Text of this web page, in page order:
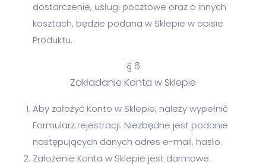
dostarczenie, usługi pocztowe oraz o innych
kosztach, będzie podana w Sklepie w opisie
Produktu.
§ 6
Zakładanie Konta w Sklepie
Aby założyć Konto w Sklepie, należy wypełnić
Formularz rejestracji. Niezbędne jest podanie
następujących danych adres e-mail, hasło.
Założenie Konta w Sklepie jest darmowe.